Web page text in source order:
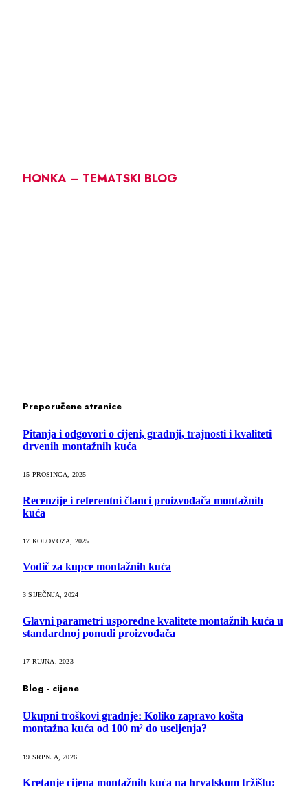
HONKA – TEMATSKI BLOG
Preporučene stranice
Pitanja i odgovori o cijeni, gradnji, trajnosti i kvaliteti
drvenih montažnih kuća
15 PROSINCA, 2025
Recenzije i referentni članci proizvođača montažnih
kuća
17 KOLOVOZA, 2025
Vodič za kupce montažnih kuća
3 SIJEČNJA, 2024
Glavni parametri usporedne kvalitete montažnih kuća u
standardnoj ponudi proizvođača
17 RUJNA, 2023
Blog - cijene
Ukupni troškovi gradnje: Koliko zapravo košta
montažna kuća od 100 m² do useljenja?
19 SRPNJA, 2026
Kretanje cijena montažnih kuća na hrvatskom tržištu: